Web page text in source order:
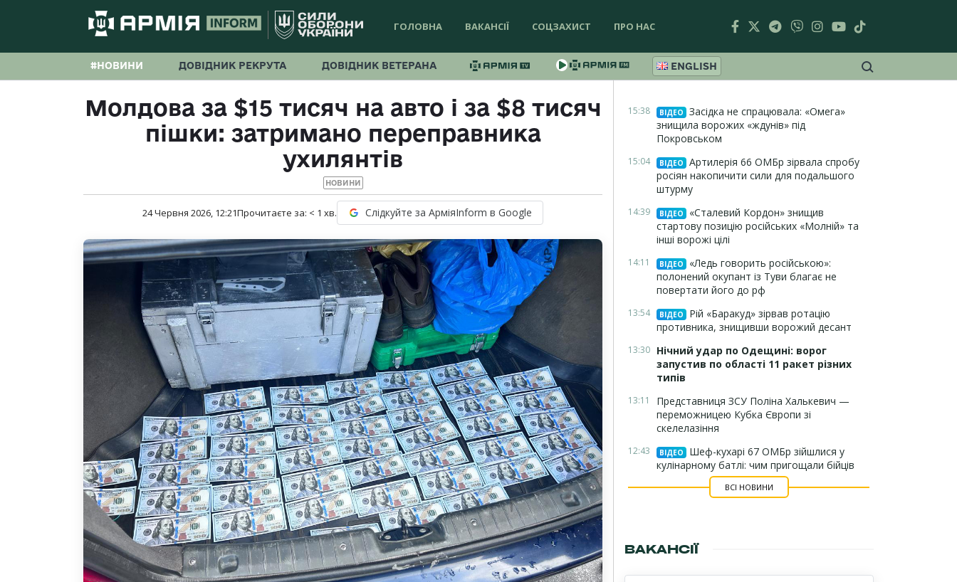
ГОЛОВНА ВАКАНСІЇ СОЦЗАХИСТ ПРО НАС
#НОВИНИ ДОВІДНИК РЕКРУТА ДОВІДНИК ВЕТЕРАНА ENGLISH
Молдова за $15 тисяч на авто і за $8 тисяч
пішки: затримано переправника
ухилянтів
НОВИНИ
24 Червня 2026, 12:21Прочитаєте за: < 1 хв. Слідкуйте за АрміяInform в Google
15:38 ВІДЕО
Засідка не спрацювала: «Омега»
знищила ворожих «ждунів» під
Покровськом
15:04 ВІДЕО
Артилерія 66 ОМБр зірвала спробу
росіян накопичити сили для подальшого
штурму
14:39 ВІДЕО
«Сталевий Кордон» знищив
стартову позицію російських «Молній» та
інші ворожі цілі
14:11 ВІДЕО
«Ледь говорить російською»:
полонений окупант із Туви благає не
повертати його до рф
13:54 ВІДЕО
Рій «Баракуд» зірвав ротацію
противника, знищивши ворожий десант
13:30 Нічний удар по Одещині: ворог
запустив по області 11 ракет різних
типів
13:11
Представниця ЗСУ Поліна Халькевич —
переможницею Кубка Європи зі
скелелазіння
12:43 ВІДЕО
Шеф-кухарі 67 ОМБр зійшлися у
кулінарному батлі: чим пригощали бійців
ВСІ НОВИНИ
ВАКАНСІЇ